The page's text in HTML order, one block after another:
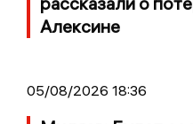
Алексине
05/08/2026 18:36